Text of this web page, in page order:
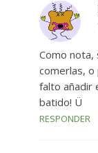
Como nota,
comerlas, o
falto añadir
batido! Ü
RESPONDER